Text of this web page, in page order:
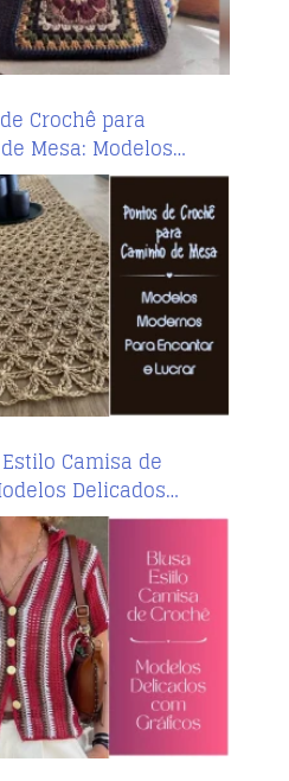
Crochê para
Mesa: Modelos…
Camisa de
Delicados…